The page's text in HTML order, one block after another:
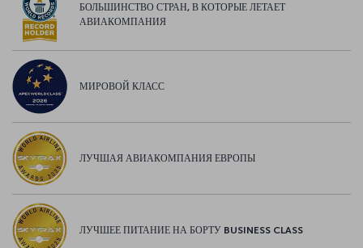
БОЛЬШИНСТВО СТРАН, В КОТОРЫЕ ЛЕТАЕТ
АВИАКОМПАНИЯ
МИРОВОЙ КЛАСС
ЛУЧШАЯ АВИАКОМПАНИЯ ЕВРОПЫ
ЛУЧШЕЕ ПИТАНИЕ НА БОРТУ BUSINESS CLASS